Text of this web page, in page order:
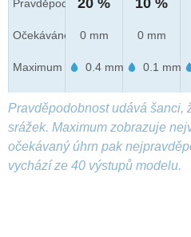
Pravděpod.
Očekáváno
Maximum
20 %
0 mm
0.4 mm
10 %
0 mm
0.1 mm
Pravděpodobnost udává šanci,
srážek. Maximum zobrazuje
očekávaný úhrn pak
vychází ze 40 výstupů modelu.